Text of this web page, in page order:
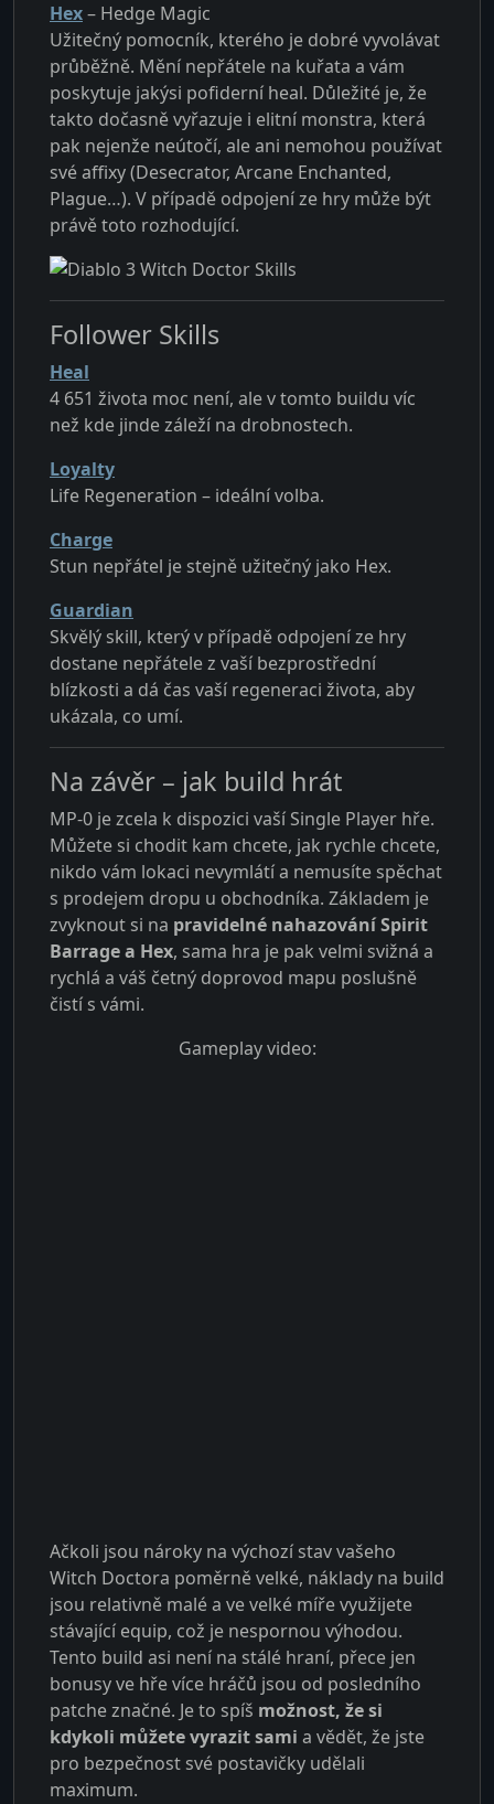
Hex– Hedge Magic
Užitečný pomocník, kterého je dobré vyvolávat
průběžně. Mění nepřátele na kuřata a vám
poskytuje jakýsi pofiderní heal. Důležité je, že
takto dočasně vyřazuje i elitní monstra, která
pak nejenže neútočí, ale ani nemohou používat
své affixy (Desecrator, Arcane Enchanted,
Plague…). V případě odpojení ze hry může být
právě toto rozhodující.
Follower Skills
Heal
4 651 života moc není, ale v tomto buildu víc
než kde jinde záleží na drobnostech.
Loyalty
Life Regeneration – ideální volba.
Charge
Stun nepřátel je stejně užitečný jako Hex.
Guardian
Skvělý skill, který v případě odpojení ze hry
dostane nepřátele z vaší bezprostřední
blízkosti a dá čas vaší regeneraci života, aby
ukázala, co umí.
Na závěr – jak build hrát
MP-0 je zcela k dispozici vaší Single Player hře.
Můžete si chodit kam chcete, jak rychle chcete,
nikdo vám lokaci nevymlátí a nemusíte spěchat
s prodejem dropu u obchodníka. Základem je
zvyknout si na pravidelné nahazování Spirit
Barrage a Hex, sama hra je pak velmi svižná a
rychlá a váš četný doprovod mapu poslušně
čistí s vámi.
Gameplay video:
Ačkoli jsou nároky na výchozí stav vašeho
Witch Doctora poměrně velké, náklady na build
jsou relativně malé a ve velké míře využijete
stávající equip, což je nespornou výhodou.
Tento build asi není na stálé hraní, přece jen
bonusy ve hře více hráčů jsou od posledního
patche značné. Je to spíš možnost, že si
kdykoli můžete vyrazit sami a vědět, že jste
pro bezpečnost své postavičky udělali
maximum.